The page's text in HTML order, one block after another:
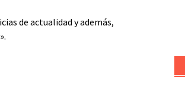
de actualidad y además,